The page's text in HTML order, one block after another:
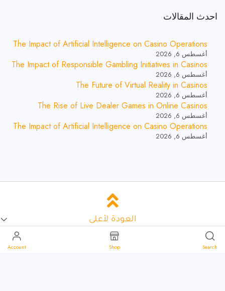
احدث المقالات
The Impact of Artificial Intelligence on Casino Operations
أغسطس 6, 2026
The Impact of Responsible Gambling Initiatives in Casinos
أغسطس 6, 2026
The Future of Virtual Reality in Casinos
أغسطس 6, 2026
The Rise of Live Dealer Games in Online Casinos
أغسطس 6, 2026
The Impact of Artificial Intelligence on Casino Operations
أغسطس 6, 2026
العودة لأعلى
Search
Shop
Account